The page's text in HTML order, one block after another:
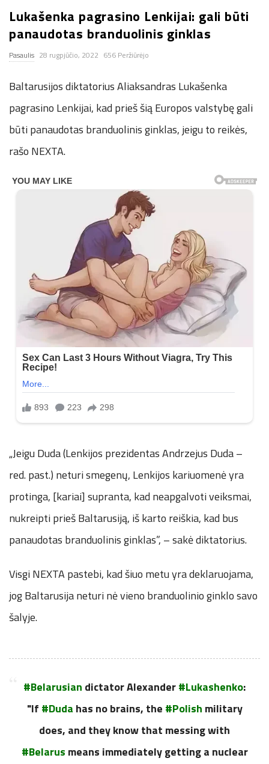
n
.
n
e
t
Lukašenka pagrasino Lenkijai: gali būti
panaudotas branduolinis ginklas
Pasaulis 28 rugpjūčio, 2022 656 Peržiūrėjo
Baltarusijos diktatorius Aliaksandras Lukašenka
pagrasino Lenkijai, kad prieš šią Europos valstybę gali
būti panaudotas branduolinis ginklas, jeigu to reikės,
rašo NEXTA.
„Jeigu Duda (Lenkijos prezidentas Andrzejus Duda –
red. past.) neturi smegenų, Lenkijos kariuomenė yra
protinga, [kariai] supranta, kad neapgalvoti veiksmai,
nukreipti prieš Baltarusiją, iš karto reiškia, kad bus
panaudotas branduolinis ginklas”, – sakė diktatorius.
Visgi NEXTA pastebi, kad šiuo metu yra deklaruojama,
jog Baltarusija neturi nė vieno branduolinio ginklo savo
šalyje.
#Belarusian dictator Alexander#Lukashenko:
"If #Duda has no brains, the #Polish military
does, and they know that messing with
#Belarus means immediately getting a nuclear